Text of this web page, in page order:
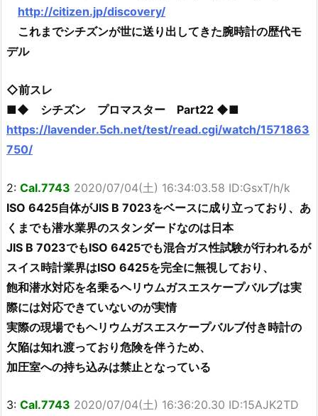
http://citizen.jp/discovery/
これまでシチズンが世に送り出してきた腕時計の歴代モ
デル
◇前スレ
■◆ シチズン プロマスター Part22 ◆■
https://lavender.5ch.net/test/read.cgi/watch/1571863
750/
2: Cal.7743 2020/07/04(土) 16:34:03.58 ID:GsxT/h/k
ISO 6425自体がJIS B 7023をベースに成り立っており、あ
くまでも潜水業界のスタンダードなのは日本
JIS B 7023でもISO 6425でも混合ガス性試験が行われるが
スイス時計業界はISO 6425を完全に無視しており、
飽和潜水対応を名乗るヘリウムガスエスケープバルブは実
際には対応できていないのが実情
実際の現場でもヘリウムガスエスケープバルブ付き時計の
欠陥は知れ渡っており危険を伴うため、
加圧室への持ち込みは禁止となっている
3: Cal.7743 2020/07/04(土) 16:36:20.30 ID:15AJK2TD